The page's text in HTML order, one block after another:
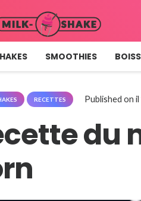
SMOOTHIES
RECETTES Published onil
du